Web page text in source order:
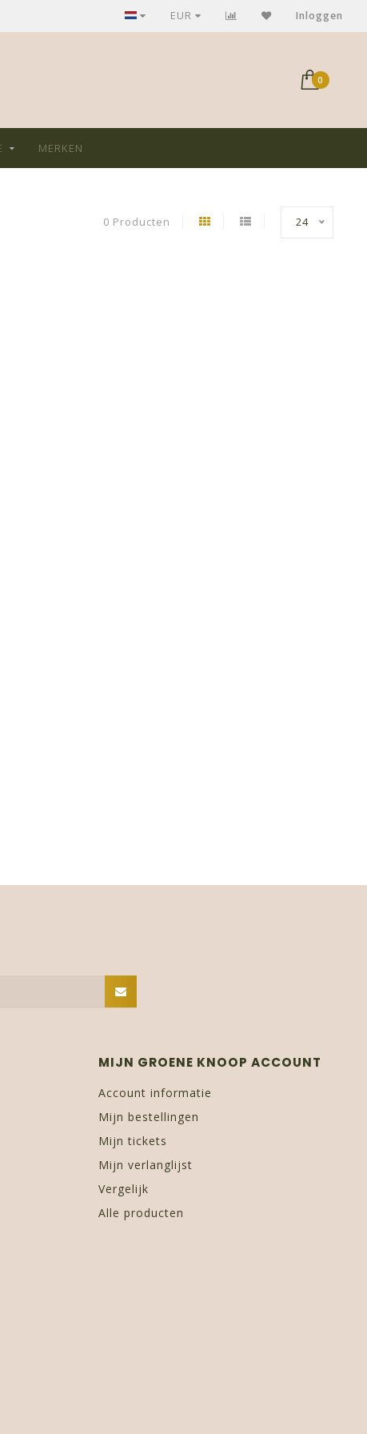
GRATIS verzending bij aankoop > €75,-
EUR Inloggen
0
MERKEN
0 Producten 24
MIJN GROENE KNOOP ACCOUNT
Account informatie
Mijn bestellingen
Mijn tickets
Mijn verlanglijst
Vergelijk
Alle producten